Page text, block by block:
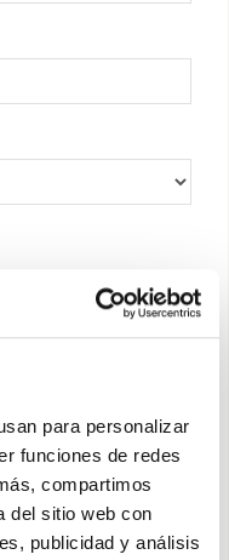
para personalizar
funciones de redes
compartimos
del sitio web con
publicidad y análisis